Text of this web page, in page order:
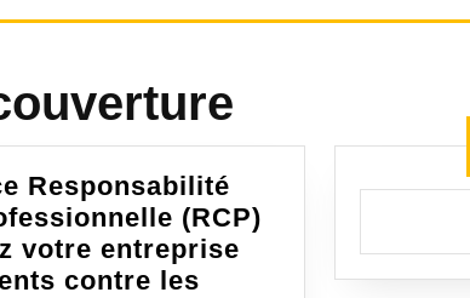
Responsabilité
(RCP)
votre entreprise
contre les